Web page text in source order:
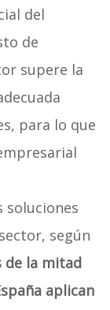
del
de
supere la
para lo que
soluciones
según
de la mitad
aplican